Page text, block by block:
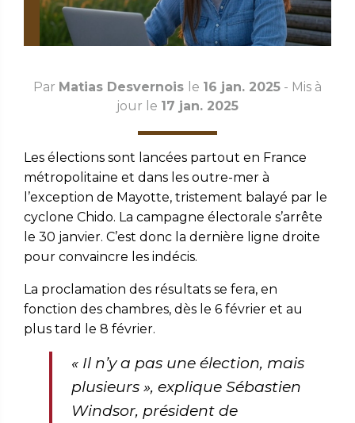
Par Matias Desvernois le 16 jan. 2025 - Mis à
jour le 17 jan. 2025
Les élections sont lancées partout en France
métropolitaine et dans les outre-mer à
l’exception de Mayotte, tristement balayé par le
cyclone Chido. La campagne électorale s’arrête
le 30 janvier. C’est donc la dernière ligne droite
pour convaincre les indécis.
La proclamation des résultats se fera, en
fonction des chambres, dès le 6 février et au
plus tard le 8 février.
« Il n’y a pas une élection, mais
plusieurs », explique Sébastien
Windsor, président de